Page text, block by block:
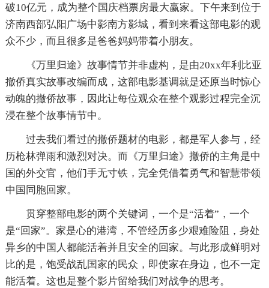
破10亿元，成为整个国庆档票房最大赢家。下午来到位于
济南西部弘阳广场中影南方影城，看到来看这部电影的观
众不少，而且很多是爸爸妈妈带着小朋友。
《万里归途》故事情节并非虚构，是由20xx年利比亚
撤侨真实故事改编而成，这部电影基调就是还原当时惊心
动魄的撤侨故事，因此让每位观众在整个观影过程完全沉
浸在整个故事情节中。
过去我们看过的撤侨题材的电影，都是军人参与，经
历枪林弹雨和激烈对决。而《万里归途》撤侨的主角是中
国的外交官，他们手无寸铁，完全凭借着勇气和智慧带领
中国同胞回家。
贯穿整部电影的两个关键词，一个是“活着”，一个
是“回家”。家是心的港湾，不管经历多少艰难险阻，身处
异乡的中国人都能活着并且安全的回家。与此形成鲜明对
比的是，饱受战乱国家的民众，即使家在身边，也不一定
能活着。这也是整个影片留给我们对战争的思考。